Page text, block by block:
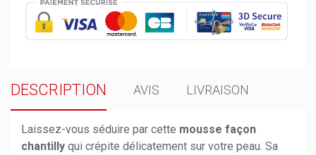
DESCRIPTION AVIS LIVRAISON
Laissez-vous séduire par cette mousse façon
chantilly qui crépite délicatement sur votre peau. Sa